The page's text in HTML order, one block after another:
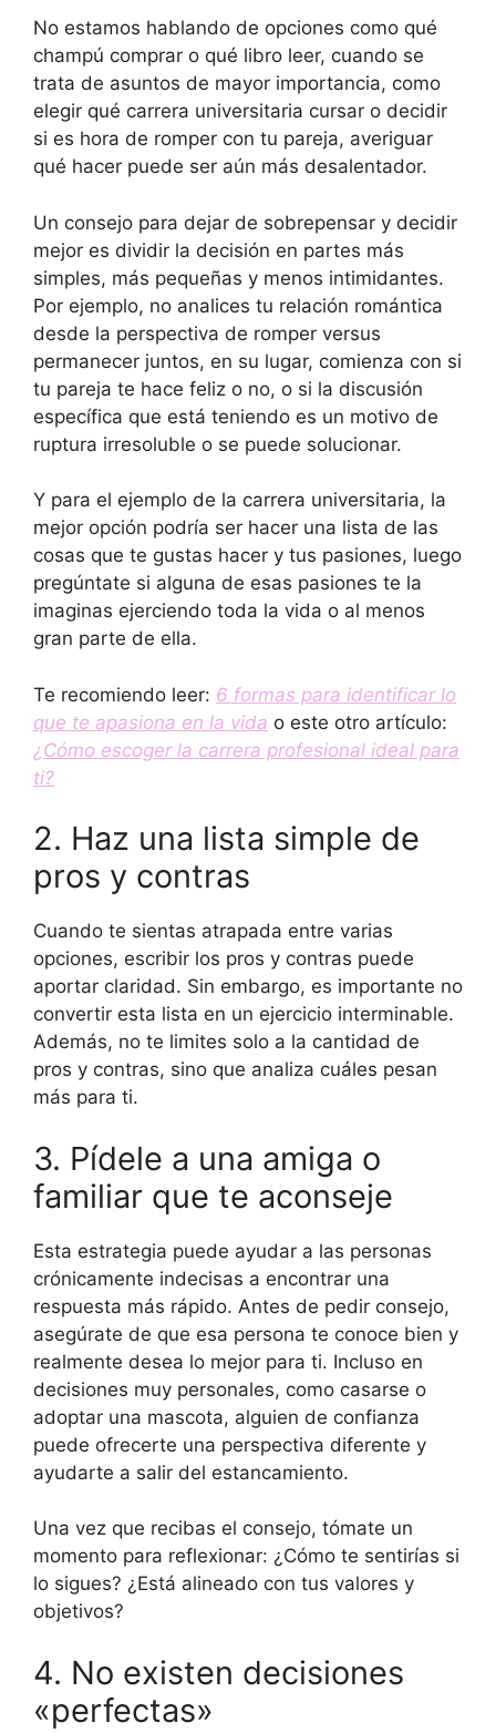
No estamos hablando de opciones como qué
champú comprar o qué libro leer, cuando se
trata de asuntos de mayor importancia, como
elegir qué carrera universitaria cursar o decidir
si es hora de romper con tu pareja, averiguar
qué hacer puede ser aún más desalentador.
Un consejo para dejar de sobrepensar y decidir
mejor es dividir la decisión en partes más
simples, más pequeñas y menos intimidantes.
Por ejemplo, no analices tu relación romántica
desde la perspectiva de romper versus
permanecer juntos, en su lugar, comienza con si
tu pareja te hace feliz o no, o si la discusión
específica que está teniendo es un motivo de
ruptura irresoluble o se puede solucionar.
Y para el ejemplo de la carrera universitaria, la
mejor opción podría ser hacer una lista de las
cosas que te gustas hacer y tus pasiones, luego
pregúntate si alguna de esas pasiones te la
imaginas ejerciendo toda la vida o al menos
gran parte de ella.
Te recomiendo leer: 6 formas para identificar lo
que te apasiona en la vida o este otro artículo:
¿Cómo escoger la carrera profesional ideal para
ti?
2. Haz una lista simple de
pros y contras
Cuando te sientas atrapada entre varias
opciones, escribir los pros y contras puede
aportar claridad. Sin embargo, es importante no
convertir esta lista en un ejercicio interminable.
Además, no te limites solo a la cantidad de
pros y contras, sino que analiza cuáles pesan
más para ti.
3. Pídele a una amiga o
familiar que te aconseje
Esta estrategia puede ayudar a las personas
crónicamente indecisas a encontrar una
respuesta más rápido. Antes de pedir consejo,
asegúrate de que esa persona te conoce bien y
realmente desea lo mejor para ti. Incluso en
decisiones muy personales, como casarse o
adoptar una mascota, alguien de confianza
puede ofrecerte una perspectiva diferente y
ayudarte a salir del estancamiento.
Una vez que recibas el consejo, tómate un
momento para reflexionar: ¿Cómo te sentirías si
lo sigues? ¿Está alineado con tus valores y
objetivos?
4. No existen decisiones
«perfectas»